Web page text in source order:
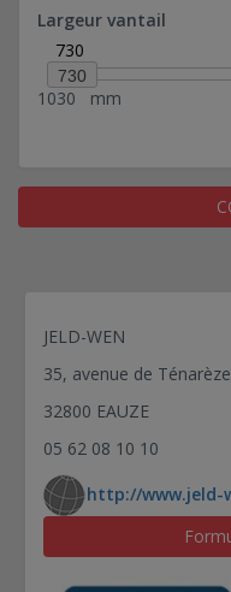
Largeur vantail
730
730
1030 mm
JELD-WEN
35, avenue de Ténarèze
32800 EAUZE
05 62 08 10 10
http://www.jeld-